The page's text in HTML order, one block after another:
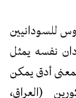
للسودانيين
نفسه يمثل
أدق يمكن
(العراق،